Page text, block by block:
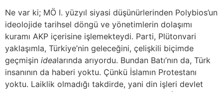
Ne var ki; MÖ I. yüzyıl siyasi düşünürlerinden Polybios’un
ideolojide tarihsel döngü ve yönetimlerin dolaşımı
kuramı AKP içerisine işlemekteydi. Parti, Plütonvari
yaklaşımla, Türkiye’nin geleceğini, çelişkili biçimde
geçmişin idealarında arıyordu. Bundan Batı’nın da, Türk
insanının da haberi yoktu. Çünkü İslamın Protestanı
yoktu. Laiklik olmadığı takdirde, yani din işleri devlet